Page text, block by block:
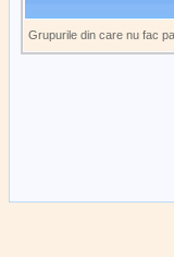
Grupurile din care nu fac